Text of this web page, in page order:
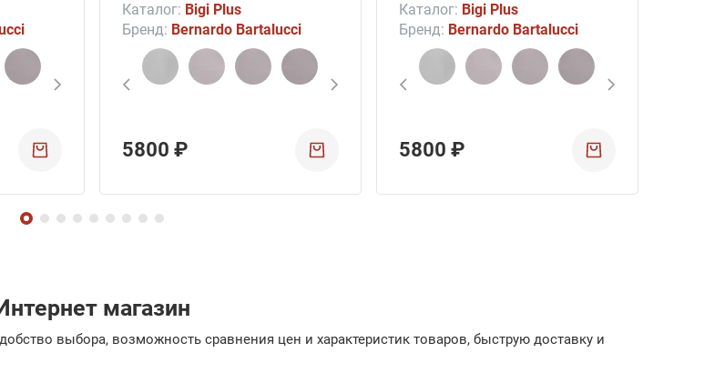
Каталог: Bigi Plus
Бренд: Bernardo Bartalucci
5800 ₽
Каталог: Bigi Plus
Бренд: Bernardo Bartalucci
5800 ₽
магазин
выбора, возможность сравнения цен и характеристик товаров, быструю доставку и